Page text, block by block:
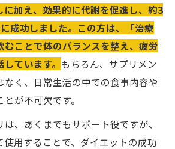
に加え、効果的に代謝を促進し、約3
成功しました。この方は、「治療
むことで体のバランスを整え、疲労
ています。 もちろん、サプリメン
なく、日常生活の中での食事内容や
が不可欠です。
、あくまでもサポート役ですが、
使用することで、ダイエットの成功